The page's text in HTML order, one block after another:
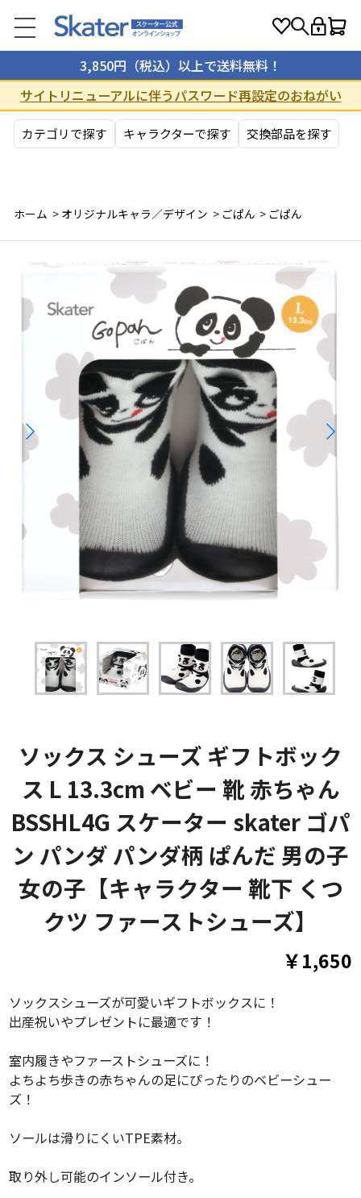
3,850円（税込）以上で送料無料！
サイトリニューアルに伴うパスワード再設定のおねがい
カテゴリで探す キャラクターで探す 交換部品を探す
ホーム > オリジナルキャラ／デザイン > ごぱん > ごぱん
ソックス シューズ ギフトボック
ス L 13.3cm ベビー 靴 赤ちゃん
BSSHL4G スケーター skater ゴパ
ン パンダ パンダ柄 ぱんだ 男の子
女の子【キャラクター 靴下 くつ
クツ ファーストシューズ】
￥1,650
ソックスシューズが可愛いギフトボックスに！
出産祝いやプレゼントに最適です！
室内履きやファーストシューズに！
よちよち歩きの赤ちゃんの足にぴったりのベビーシュー
ズ！
ソールは滑りにくいTPE素材。
取り外し可能のインソール付き。